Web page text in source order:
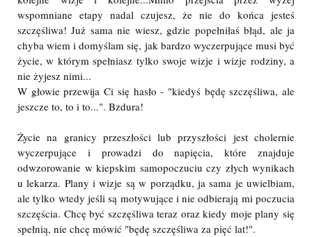
wspomniane etapy nadal czujesz, że nie do końca jesteś
szczęśliwa! Już sama nie wiesz, gdzie popełniłaś błąd, ale ja
chyba wiem i domyślam się, jak bardzo wyczerpujące musi być
życie, w którym spełniasz tylko swoje wizje i wizje rodziny, a
nie żyjesz nimi...
W głowie przewija Ci się hasło - "kiedyś będę szczęśliwa, ale
jeszcze to, to i to...". Bzdura!
Życie na granicy przeszłości lub przyszłości jest cholernie
wyczerpujące i prowadzi do napięcia, które znajduje
odwzorowanie w kiepskim samopoczuciu czy złych wynikach
u lekarza. Plany i wizje są w porządku, ja sama je uwielbiam,
ale tylko wtedy jeśli są motywujące i nie odbierają mi poczucia
szczęścia. Chcę być szczęśliwa teraz oraz kiedy moje plany się
spełnią, nie chcę mówić "będę szczęśliwa za pięć lat!".